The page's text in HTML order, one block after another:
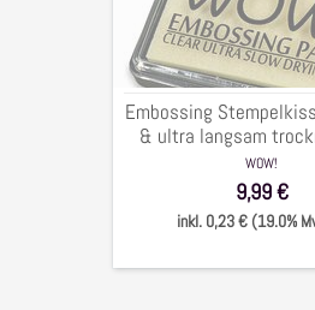
ultra
langsam
trocknend",
6,5
x
Embossing
& ultra langsam
6,5 x 9,5 cm
WOW!
9,99 €
inkl. 0,23 € (19.0%